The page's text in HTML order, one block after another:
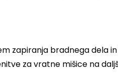
zapiranja bradnega dela
za vratne mišice na